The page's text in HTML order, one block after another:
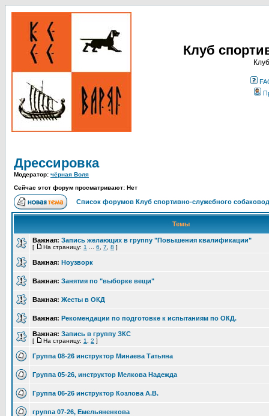
Клуб
Дрессировка
Модератор: чёрная Воля
Сейчас этот форум просматривают: Нет
Список форумов Клуб спортивно-служебного
Темы
Важная: Запись желающих в группу "Повышения квалификации"
[ На страницу: 1 6 7 8 ]
Важная: Ноузворк
Важная: Занятия по "выборке вещи"
Важная: Жесты в ОКД
Важная: Рекомендации по подготовке к испытаниям по ОКД.
Важная: Запись в группу ЗКС
[ На страницу: 1 2 ]
Группа 08-26 инструктор Минаева Татьяна
Группа 05-26, инструктор Мелкова Надежда
Группа 06-26 инструктор Козлова А.В.
группа 07-26, Емельяненкова